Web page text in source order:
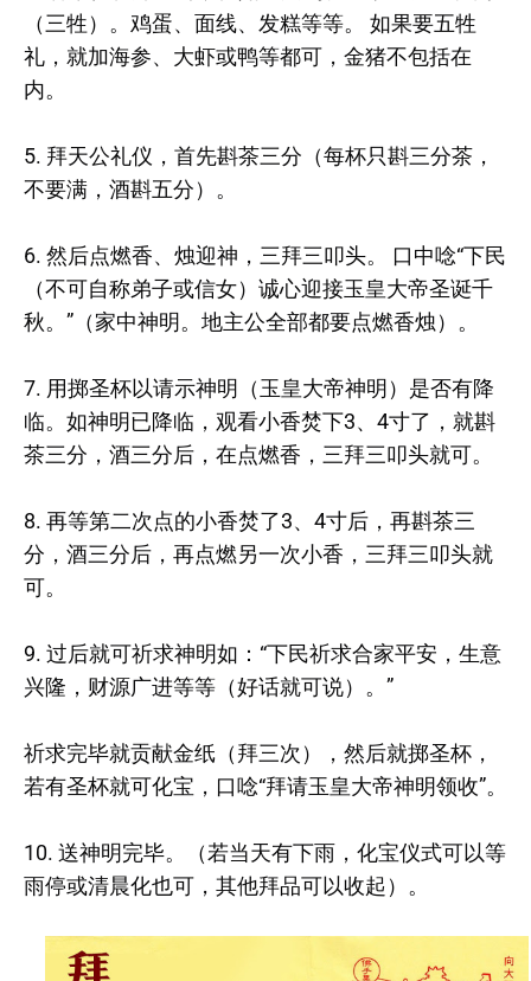
（三牲）。鸡蛋、面线、发糕等等。 如果要五牲
礼，就加海参、大虾或鸭等都可，金猪不包括在
内。
5. 拜天公礼仪，首先斟茶三分（每杯只斟三分茶，
不要满，酒斟五分）。
6. 然后点燃香、烛迎神，三拜三叩头。 口中唸“下民
（不可自称弟子或信女）诚心迎接玉皇大帝圣诞千
秋。”（家中神明。地主公全部都要点燃香烛）。
7. 用掷圣杯以请示神明（玉皇大帝神明）是否有降
临。如神明已降临，观看小香焚下3、4寸了，就斟
茶三分，酒三分后，在点燃香，三拜三叩头就可。
8. 再等第二次点的小香焚了3、4寸后，再斟茶三
分，酒三分后，再点燃另一次小香，三拜三叩头就
可。
9. 过后就可祈求神明如：“下民祈求合家平安，生意
兴隆，财源广进等等（好话就可说）。”
祈求完毕就贡献金纸（拜三次），然后就掷圣杯，
若有圣杯就可化宝，口唸“拜请玉皇大帝神明领收”。
10. 送神明完毕。（若当天有下雨，化宝仪式可以等
雨停或清晨化也可，其他拜品可以收起）。